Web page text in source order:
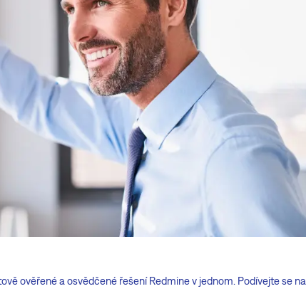
ověřené a osvědčené řešení Redmine v jednom. Podívejte se na